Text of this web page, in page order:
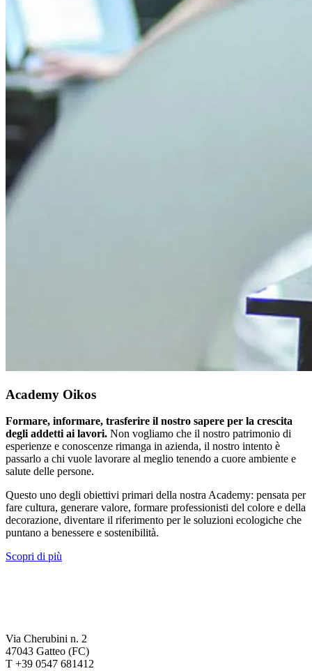
Academy Oikos
Formare, informare, trasferire il nostro sapere per la crescita
degli addetti ai lavori. Non vogliamo che il nostro patrimonio di
esperienze e conoscenze rimanga in azienda, il nostro intento è
passarlo a chi vuole lavorare al meglio tenendo a cuore ambiente e
salute delle persone.
Questo uno degli obiettivi primari della nostra Academy: pensata per
fare cultura, generare valore, formare professionisti del colore e della
decorazione, diventare il riferimento per le soluzioni ecologiche che
puntano a benessere e sostenibilità.
Scopri di più
Via Cherubini n. 2
47043 Gatteo (FC)
T +39 0547 681412